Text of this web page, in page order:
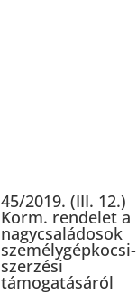
45/2019. (III. 12.)
Korm. rendelet a
nagycsaládosok
személygépkocsi-
szerzési
támogatásáról